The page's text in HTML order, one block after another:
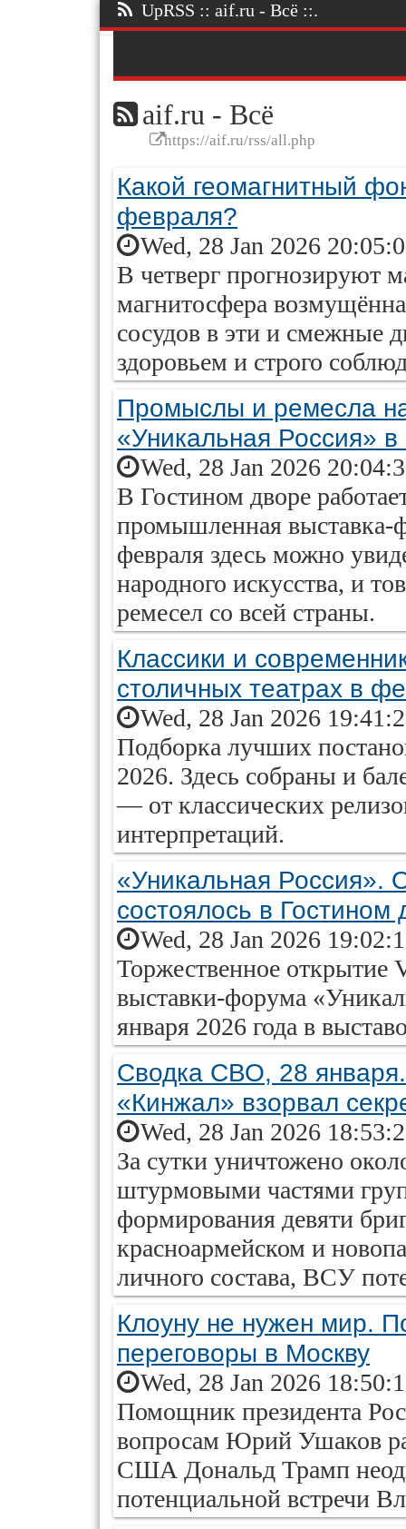
UpRSS :: aif.ru - Всё ::.
aif.ru - Всё
https://aif.ru/rss/all.php
Какой геомагнитный
февраля?
Wed, 28 Jan 2026
В четверг прогнозируют
магнитосфера
сосудов в эти и смежные
здоровьем и строго
Промыслы и ремесла
«Уникальная Россия»
Wed, 28 Jan 2026
В Гостином дворе
промышленная выставка-
февраля здесь можно
народного искусства, и
ремесел со всей страны.
Классики и
столичных театрах в
Wed, 28 Jan 2026
Подборка лучших
2026. Здесь собраны и
— от классических
интерпретаций.
«Уникальная Россия».
состоялось в Гостином
Wed, 28 Jan 2026
Торжественное
выставки-форума
января 2026 года в
Сводка СВО, 28
«Кинжал» взорвал
Wed, 28 Jan 2026
За сутки уничтожено
штурмовыми частями
формирования девяти
красноармейском и
личного состава, ВСУ
Клоуну не нужен мир.
переговоры в Москву
Wed, 28 Jan 2026
Помощник президента
вопросам Юрий Ушаков
США Дональд Трамп
потенциальной встречи